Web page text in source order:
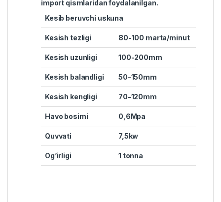
import qismlaridan foydalanilgan.
Kesib beruvchi uskuna
Kesish tezligi 80-100 marta/minut
Kesish uzunligi 100-200mm
Kesish balandligi 50-150mm
Kesish kengligi 70-120mm
Havo bosimi 0,6Mpa
Quvvati 7,5kw
Og’irligi 1 tonna